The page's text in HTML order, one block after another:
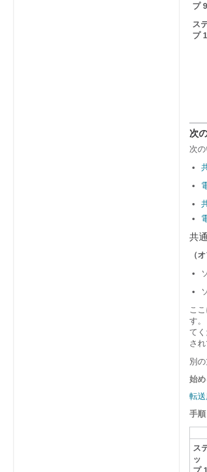
プ 9
ス
プ
次
次
共
（
こ
す
て
さ
別
始
転
手順
ス
ッ